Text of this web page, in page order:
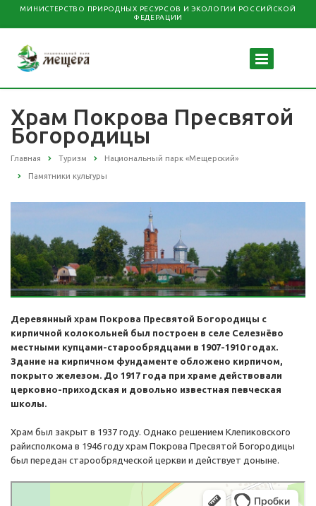
МИНИСТЕРСТВО ПРИРОДНЫХ РЕСУРСОВ И ЭКОЛОГИИ РОССИЙСКОЙ
ФЕДЕРАЦИИ
Храм Покрова Пресвятой
Богородицы
Главная Туризм Национальный парк «Мещерский»
Памятники культуры
Деревянный храм Покрова Пресвятой Богородицы с
кирпичной колокольней был построен в селе Селезнёво
местными купцами-старообрядцами в 1907-1910 годах.
Здание на кирпичном фундаменте обложено кирпичом,
покрыто железом. До 1917 года при храме действовали
церковно-приходская и довольно известная певческая
школы.
Храм был закрыт в 1937 году. Однако решением Клепиковского
райисполкома в 1946 году храм Покрова Пресвятой Богородицы
был передан старообрядческой церкви и действует доныне.